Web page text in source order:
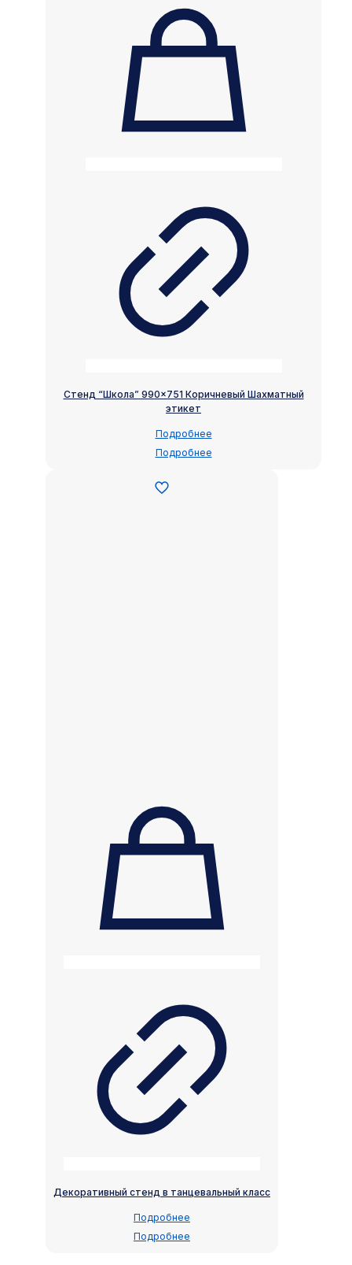
Стенд “Школа” 990×751 Коричневый Шахматный
этикет
Подробнее
Подробнее
Декоративный стенд в танцевальный класс
Подробнее
Подробнее